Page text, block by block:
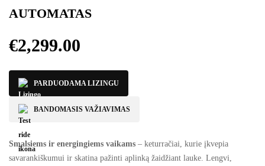
AUTOMATAS
€2,299.00
PARDUODAMA LIZINGU
BANDOMASIS VAŽIAVIMAS
Smalsiems ir energingiems vaikams – keturračiai, kurie įkvepia
savarankiškumui ir skatina pažinti aplinką žaidžiant lauke. Lengvi,